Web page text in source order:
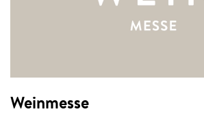
Weinmesse